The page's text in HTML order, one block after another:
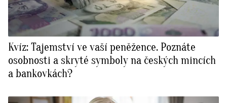
Kvíz: Tajemství ve vaší peněžence. Poznáte
osobnosti a skryté symboly na českých mincích
a bankovkách?